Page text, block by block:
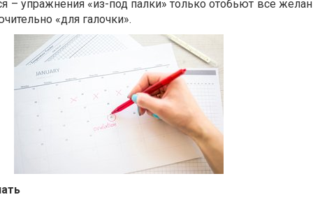
– упражнения «из-под палки» только отобьют все
«для галочки».